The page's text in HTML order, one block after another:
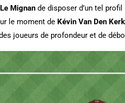
Le Mignan de disposer d’un tel
le moment de Kévin Van Den
joueurs de profondeur et de